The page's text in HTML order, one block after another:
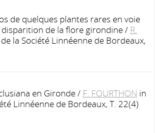
de quelques plantes rares en voie
de la flore girondine/ R.
la Société Linnéenne de Bordeaux,
en Gironde/ F. FOURTHON in
Linnéenne de Bordeaux, T. 22(4)